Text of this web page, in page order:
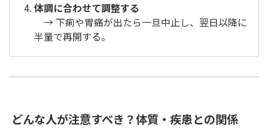
体調に合わせて調整する
→ 下痢や胃痛が出たら一旦中止し、翌日以降に
半量で再開する。
どんな人が注意すべき？体質・疾患との関係